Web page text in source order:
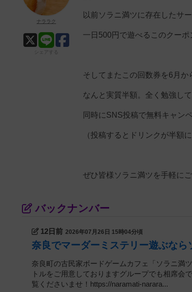
以前ソラニ満ツに存在したサ
一日500円で遊べるこのクー
そしてまたこの回数券を6月か
なんと実質半額。全く勉強し
同時にSNS投稿で無料キャン
（投稿するとドリンクが半額に
ぜひ皆様ソラニ満ツを手軽に
ナララク
シェアする
バックナンバー
12日前 2026年07月26日 15時04分頃
奈良でマーダーミステリー遊ぶなら
奈良町の古民家ボードゲームカフェ「ソラニ満
トルをご用意しておりますグループでも相席会
覧くださいませ！https://naramati-narara...